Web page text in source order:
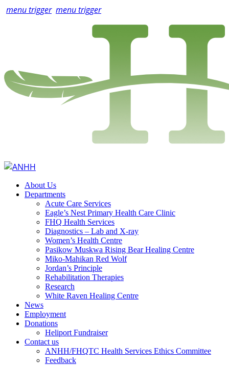
menu trigger menu trigger
About Us
Departments
Acute Care Services
Eagle’s Nest Primary Health Care Clinic
FHQ Health Services
Diagnostics – Lab and X-ray
Women’s Health Centre
Pasikow Muskwa Rising Bear Healing Centre
Miko-Mahikan Red Wolf
Jordan’s Principle
Rehabilitation Therapies
Research
White Raven Healing Centre
News
Employment
Donations
Heliport Fundraiser
Contact us
ANHH/FHQTC Health Services Ethics Committee
Feedback